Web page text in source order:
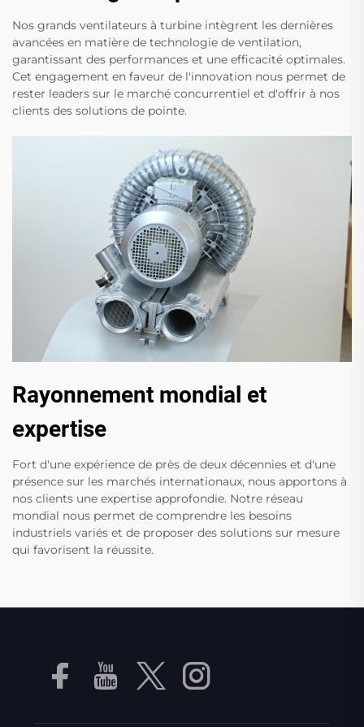
Nos grands ventilateurs à turbine intègrent les dernières
avancées en matière de technologie de ventilation,
garantissant des performances et une efficacité optimales.
Cet engagement en faveur de l'innovation nous permet de
rester leaders sur le marché concurrentiel et d'offrir à nos
clients des solutions de pointe.
Rayonnement mondial et
expertise
Fort d'une expérience de près de deux décennies et d'une
présence sur les marchés internationaux, nous apportons à
nos clients une expertise approfondie. Notre réseau
mondial nous permet de comprendre les besoins
industriels variés et de proposer des solutions sur mesure
qui favorisent la réussite.